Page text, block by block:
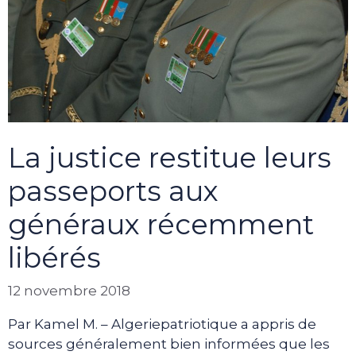
La justice restitue leurs
passeports aux
généraux récemment
libérés
12 novembre 2018
Par Kamel M. – Algeriepatriotique a appris de
sources généralement bien informées que les